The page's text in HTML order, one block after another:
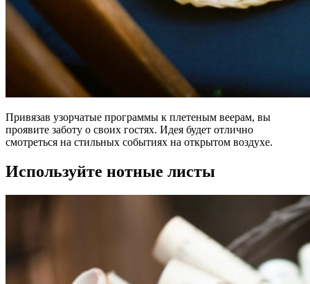
Привязав узорчатые программы к плетеным веерам, вы
проявите заботу о своих гостях. Идея будет отлично
смотреться на стильных событиях на открытом воздухе.
Используйте нотные листы